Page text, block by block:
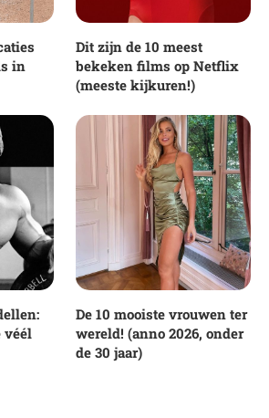
in
Dit zijn de 10 meest
bekeken films op Netflix
(meeste kijkuren!)
véél
De 10 mooiste vrouwen ter
wereld! (anno 2026, onder
de 30 jaar)